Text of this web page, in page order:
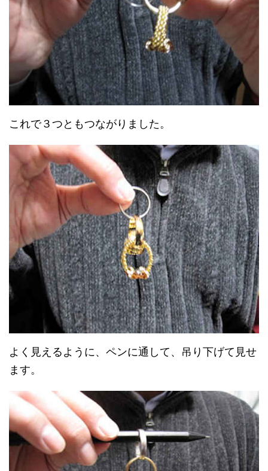
これで３つともつながりました。
よく見えるように、ペンに通して、吊り下げて見せ
ます。